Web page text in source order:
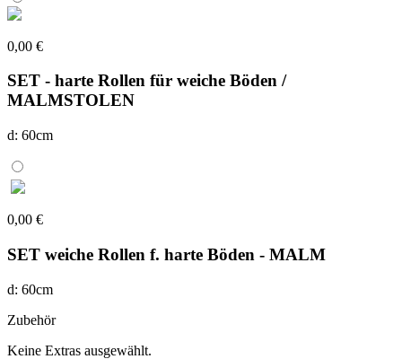
0,00 €
SET - harte Rollen für weiche Böden /
MALMSTOLEN
d: 60cm
0,00 €
SET weiche Rollen f. harte Böden - MALM
d: 60cm
Zubehör
Keine Extras ausgewählt.